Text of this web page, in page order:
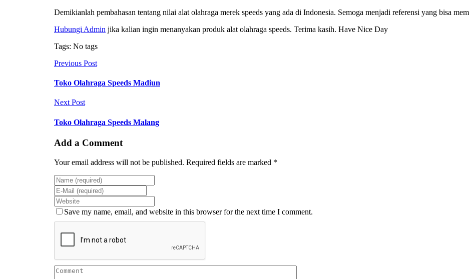
Demikianlah pembahasan tentang nilai alat olahraga merek speeds yang ada di Indonesia. Semoga menjadi referensi yang bisa
Hubungi Admin jika kalian ingin menanyakan produk alat olahraga speeds. Terima kasih. Have Nice Day
Tags: No tags
Previous Post
Toko Olahraga Speeds Madiun
Next Post
Toko Olahraga Speeds Malang
Add a Comment
Your email address will not be published. Required fields are marked *
Save my name, email, and website in this browser for the next time I comment.